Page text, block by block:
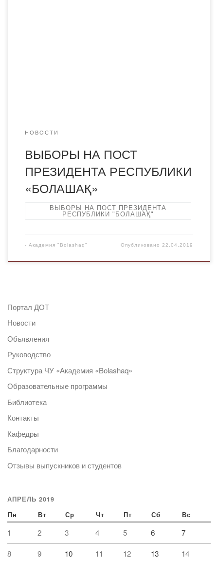
НОВОСТИ
ВЫБОРЫ НА ПОСТ
ПРЕЗИДЕНТА РЕСПУБЛИКИ
«БОЛАШАҚ»
ВЫБОРЫ НА ПОСТ ПРЕЗИДЕНТА
РЕСПУБЛИКИ "БОЛАШАҚ"
- Академия "Bolashaq" Опубликовано22.04.2019
Портал ДОТ
Новости
Объявления
Руководство
Структура ЧУ «Академия «Bolashaq»
Образовательные программы
Библиотека
Контакты
Кафедры
Благодарности
Отзывы выпускников и студентов
АПРЕЛЬ 2019
Пн Вт Ср Чт Пт Сб Вс
1 2 3 4 5 6 7
8 9 10 11 12 13 14